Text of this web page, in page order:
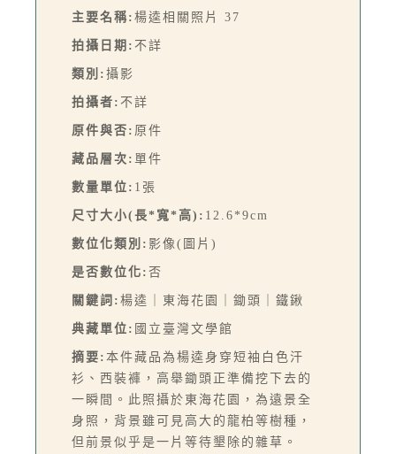
主要名稱: 楊逵相關照片 37
拍攝日期: 不詳
類別: 攝影
拍攝者: 不詳
原件與否: 原件
藏品層次: 單件
數量單位: 1張
尺寸大小(長*寬*高): 12.6*9cm
數位化類別: 影像(圖片)
是否數位化: 否
關鍵詞: 楊逵｜東海花園｜鋤頭｜鐵鍬
典藏單位: 國立臺灣文學館
摘要: 本件藏品為楊逵身穿短袖白色汗
衫、西裝褲，高舉鋤頭正準備挖下去的
一瞬間。此照攝於東海花園，為遠景全
身照，背景雖可見高大的龍柏等樹種，
但前景似乎是一片等待墾除的雜草。